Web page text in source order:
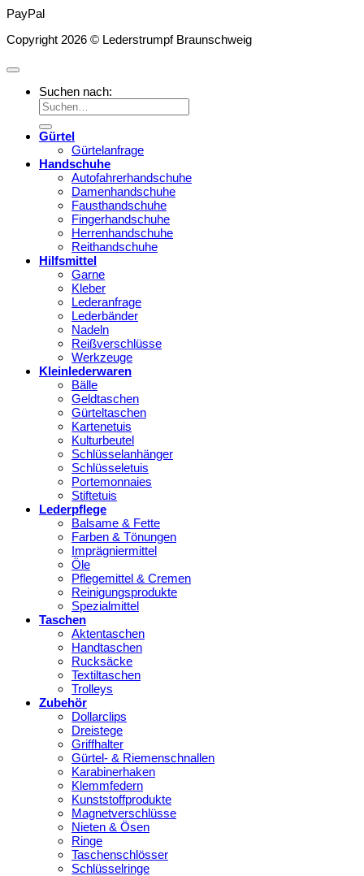
PayPal
Copyright 2026 © Lederstrumpf Braunschweig
Suchen nach:
Gürtel
Gürtelanfrage
Handschuhe
Autofahrerhandschuhe
Damenhandschuhe
Fausthandschuhe
Fingerhandschuhe
Herrenhandschuhe
Reithandschuhe
Hilfsmittel
Garne
Kleber
Lederanfrage
Lederbänder
Nadeln
Reißverschlüsse
Werkzeuge
Kleinlederwaren
Bälle
Geldtaschen
Gürteltaschen
Kartenetuis
Kulturbeutel
Schlüsselanhänger
Schlüsseletuis
Portemonnaies
Stiftetuis
Lederpflege
Balsame & Fette
Farben & Tönungen
Imprägniermittel
Öle
Pflegemittel & Cremen
Reinigungsprodukte
Spezialmittel
Taschen
Aktentaschen
Handtaschen
Rucksäcke
Textiltaschen
Trolleys
Zubehör
Dollarclips
Dreistege
Griffhalter
Gürtel- & Riemenschnallen
Karabinerhaken
Klemmfedern
Kunststoffprodukte
Magnetverschlüsse
Nieten & Ösen
Ringe
Taschenschlösser
Schlüsselringe